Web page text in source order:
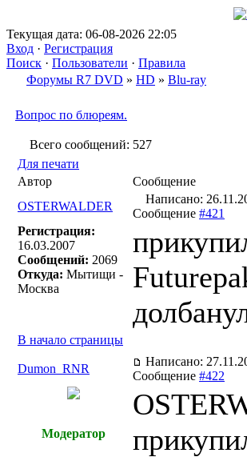
Текущая дата: 06-08-2026 22:05
Вход · Регистрация
Поиск · Пользователи · Правила
Форумы R7 DVD » HD » Blu-ray
Вопрос по блюреям.
Всего сообщений: 527
Для печати
Автор
Сообщение
OSTERWALDER
Написано:
Сообщение #421
Регистрация:
16.03.2007
Сообщений: 2069
Откуда: Мытищи -
Москва
В начало страницы
Dumon_RNR
Написано:
Сообщение #422
Модератор